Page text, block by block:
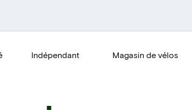
Indépendant Magasin de vélos